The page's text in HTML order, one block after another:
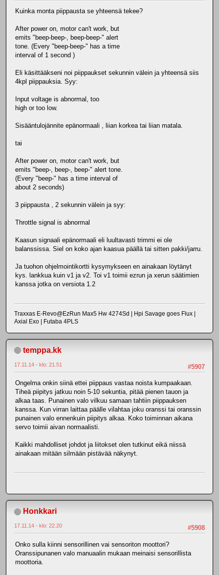
Kuinka monta piippausta se yhteensä tekee?
After power on, motor can't work, but
emits "beep-beep-, beep-beep-" alert
tone. (Every "beep-beep-" has a time
interval of 1 second )
Eli käsittääkseni noi piippaukset sekunnin välein ja yhteensä siis
4kpl piippauksia. Syy:
Input voltage is abnormal, too
high or too low.
Sisääntulojännite epänormaali , liian korkea tai liian matala.
tai
After power on, motor can't work, but
emits "beep-, beep-, beep-" alert tone.
(Every "beep-" has a time interval of
about 2 seconds)
3 piippausta , 2 sekunnin välein ja syy:
Throttle signal is abnormal
Kaasun signaali epänormaali eli luultavasti trimmi ei ole
balanssissa. Siel on koko ajan kaasua päällä tai sitten pakki/jarru.
Ja tuohon ohjelmointikortti kysymykseen en ainakaan löytänyt
kys. lankkua kuin v1 ja v2. Toi v1 toimii ezrun ja xerun säätimien
kanssa jotka on versiota 1.2
Traxxas E-Revo@EzRun Max5 Hw 4274Sd | Hpi Savage goes Flux |
Axial Exo | Futaba 4PLS
temppa.kk
#5907
17.11.14 - klo: 21.51
Ongelma onkin siinä ettei piippaus vastaa noista kumpaakaan.
Tiheä piipitys jatkuu noin 5-10 sekuntia, pitää pienen tauon ja
alkaa taas. Punainen valo vilkuu samaan tahtiin piippauksen
kanssa. Kun virran laittaa päälle vilahtaa joku oranssi tai oranssin
punainen valo ennenkuin piipitys alkaa. Koko toiminnan aikana
servo toimii aivan normaalisti.
Kaikki mahdolliset johdot ja liitokset olen tutkinut eikä niissä
ainakaan mitään silmään pistävää näkynyt.
Honkkari
#5908
17.11.14 - klo: 22.20
Onko sulla kiinni sensorillinen vai sensoriton moottori?
Oranssipunanen valo manuaalin mukaan meinaisi sensorillista
moottoria.